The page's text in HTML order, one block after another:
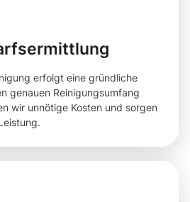
erfolgt eine gründliche
genauen Reinigungsumfang
wir unnötige Kosten und sorgen